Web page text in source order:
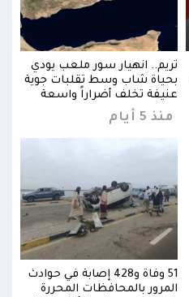
تريم.. انهيار سور ملعب يودي
بحياة شاب وسط تقلبات جوية
عنيفة تخلف أضراراً واسعة
منذ 5 أيام
51 وفاة و428 إصابة في حوادث
المرور بالمحافظات المحررة